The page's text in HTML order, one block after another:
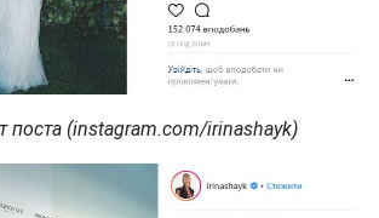
поста (instagram.com/irinashayk)